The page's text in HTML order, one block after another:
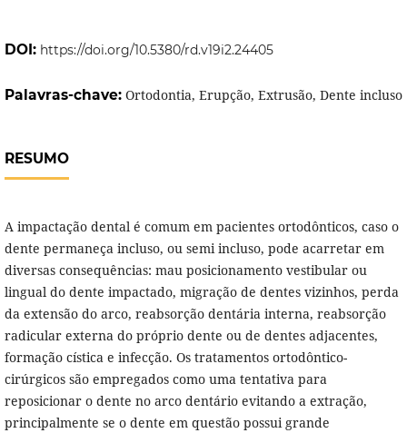
DOI: https://doi.org/10.5380/rd.v19i2.24405
Palavras-chave: Ortodontia, Erupção, Extrusão, Dente incluso
RESUMO
A impactação dental é comum em pacientes ortodônticos, caso o
dente permaneça incluso, ou semi incluso, pode acarretar em
diversas consequências: mau posicionamento vestibular ou
lingual do dente impactado, migração de dentes vizinhos, perda
da extensão do arco, reabsorção dentária interna, reabsorção
radicular externa do próprio dente ou de dentes adjacentes,
formação cística e infecção. Os tratamentos ortodôntico-
cirúrgicos são empregados como uma tentativa para
reposicionar o dente no arco dentário evitando a extração,
principalmente se o dente em questão possui grande